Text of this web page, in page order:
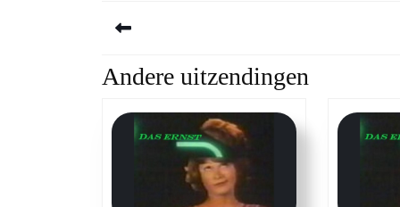
Previous
Andere uitzendingen